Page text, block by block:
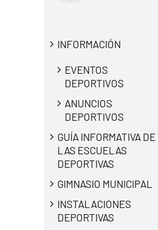
INFORMACIÓN
EVENTOS
DEPORTIVOS
ANUNCIOS
DEPORTIVOS
GUÍA INFORMATIVA DE
LAS ESCUELAS
DEPORTIVAS
GIMNASIO MUNICIPAL
INSTALACIONES
DEPORTIVAS